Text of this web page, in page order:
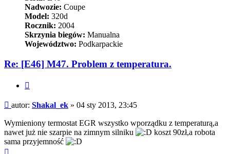
Nadwozie: Coupe
Model: 320d
Rocznik: 2004
Skrzynia biegów: Manualna
Województwo: Podkarpackie
Re: [E46] M47. Problem z temperatura.
Post
autor: Shakal_ek » 04 sty 2013, 23:45
Wymieniony termostat EGR wszystko wporządku z temperaturą,a
nawet już nie szarpie na zimnym silniku
koszt 90zł,a robota
sama przyjemność